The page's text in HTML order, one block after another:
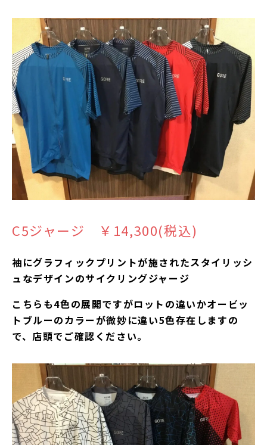
C5ジャージ ￥14,300(税込)
袖にグラフィックプリントが施されたスタイリッシ
ュなデザインのサイクリングジャージ
こちらも4色の展開ですがロットの違いかオービッ
トブルーのカラーが微妙に違い5色存在しますの
で、店頭でご確認ください。